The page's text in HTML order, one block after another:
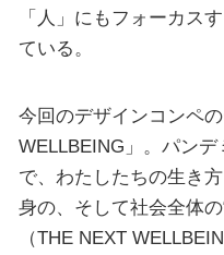
「人」にもフォーカス
ている。
今回のデザインコンペ
WELLBEING」。パン
で、わたしたちの生き
身の、そして社会全体
（THE NEXT